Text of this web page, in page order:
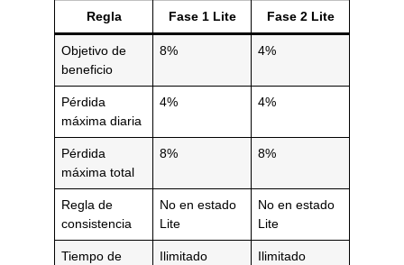
Regla Fase 1 Lite Fase 2 Lite
Objetivo de
beneficio
8% 4%
Pérdida
máxima diaria
4% 4%
Pérdida
máxima total
8% 8%
Regla de
consistencia
No en estado
Lite
No en estado
Lite
Tiempo de
Ilimitado Ilimitado